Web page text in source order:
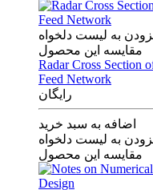
به لیست دلخواه
مقایسه این محصول
Radar Cross Section
Feed Network
رایگان
اضافه به سبد خرید
به لیست دلخواه
مقایسه این محصول